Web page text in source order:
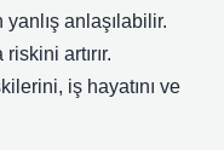
anlaşılabilir.
artırır.
iş hayatını ve